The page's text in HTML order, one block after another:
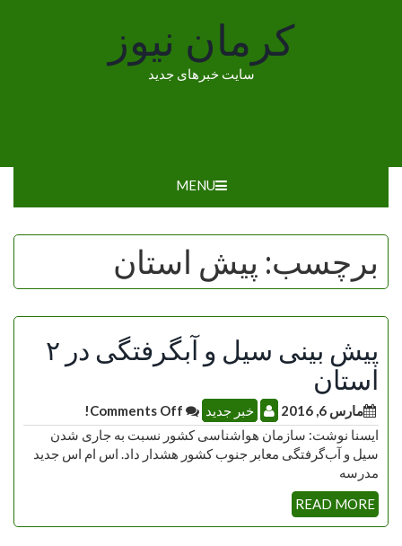
کرمان نیوز
سایت خبرهای جدید
MENU
برچسب: پیش استان
پیش بینی سیل و آبگرفتگی در ۲
استان
مارس 6, 2016 خبر جدید
ایسنا نوشت: سازمان هواشناسی کشور نسبت به جاری شدن
سیل و آب‌گرفتگی معابر جنوب کشور هشدار داد. اس ام اس جدید
مدرسه
READ MORE